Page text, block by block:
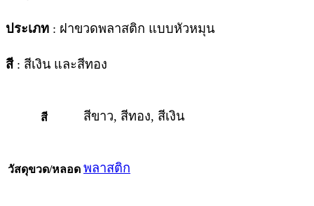
ประเภท : ฝาขวดพลาสติก แบบหัวหมุน
สี: สีเงิน และสีทอง
สี สีขาว, สีทอง, สีเงิน
วัสดุขวด/หลอด พลาสติก